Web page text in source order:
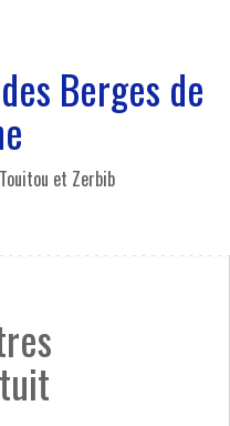
Berges de
et Zerbib